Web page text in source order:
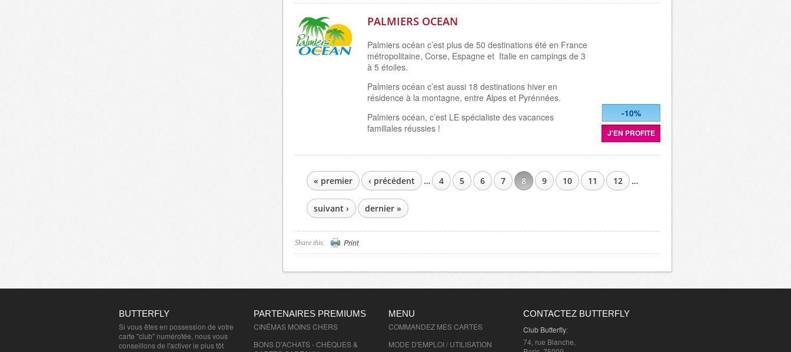
PALMIERS OCEAN
Palmiers océan c’est plus de 50 destinations été en France
métropolitaine, Corse, Espagne et Italie en campings de 3
à 5 étoiles.
Palmiers océan c’est aussi 18 destinations hiver en
résidence à la montagne, entre Alpes et Pyrénnées.
Palmiers océan, c’est LE spécialiste des vacances
familiales réussies !
-10%
J'EN PROFITE
PAGES« premier ‹ précédent … 4 5 6 7 8 9 10 11 12 …
suivant › dernier »
Share this: Print
BUTTERFLY
Si vous êtes en possession de votre
carte "club" numérotée, nous vous
conseillons de l'activer le plus tôt
PARTENAIRES PREMIUMS
CINÉMAS MOINS CHERS
BONS D'ACHATS - CHÈQUES &
MENU
COMMANDEZ MES CARTES
MODE D'EMPLOI / UTILISATION
CONTACTEZ BUTTERFLY
Club Butterfly:
74, rue Blanche,